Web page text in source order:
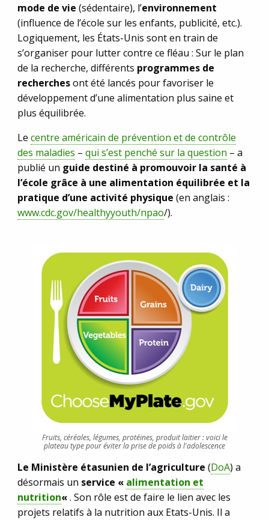
mode de vie (sédentaire), l’environnement
(influence de l’école sur les enfants, publicité, etc.).
Logiquement, les États-Unis sont en train de
s’organiser pour lutter contre ce fléau : Sur le plan
de la recherche, différents programmes de
recherchesont été lancés pour favoriser le
développement d’une alimentation plus saine et
plus équilibrée.
Le centre américain de prévention et de contrôle
des maladies – qui s’est penché sur la question – a
publié un guide destiné à promouvoir la santé à
l’école grâce à une alimentation équilibrée et la
pratique d’une activité physique (en anglais :
www.cdc.gov/healthyyouth/npao/).
Fruits, céréales, légumes, protéines, produit laitier : voici le
plateau type pour éviter la prise de poids à l'adolescence
Le Ministère étasunien de l’agriculture (DoA) a
désormais un service « alimentation et
nutrition«. Son rôle est de faire le lien avec les
projets relatifs à la nutrition aux Etats-Unis. Il a